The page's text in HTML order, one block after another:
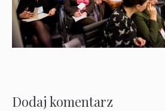
Dodaj komentarz